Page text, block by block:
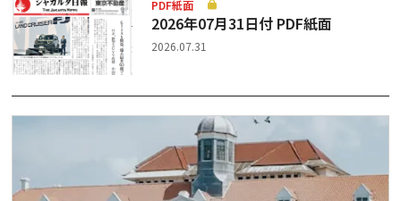
PDF紙面
2026年07月31日付 PDF紙面
2026.07.31